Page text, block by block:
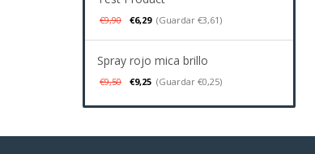
€9,90 €6,29 (Guardar €3,61)
Spray rojo mica brillo
€9,50 €9,25 (Guardar €0,25)